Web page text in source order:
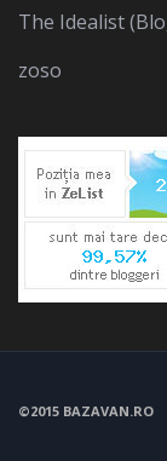
The Idealist
zoso
©2015 BAZAVAN.RO